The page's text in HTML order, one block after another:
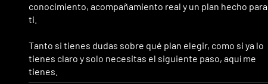
conocimiento, acompañamiento real y un plan hecho para
ti.
Tanto si tienes dudas sobre qué plan elegir, como si ya lo
tienes claro y solo necesitas el siguiente paso, aquí me
tienes.